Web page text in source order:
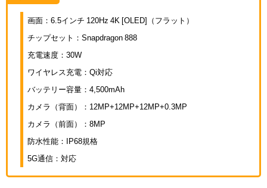
画面：6.5インチ 120Hz 4K [OLED]（フラット）
チップセット：Snapdragon 888
充電速度：30W
ワイヤレス充電：Qi対応
バッテリー容量：4,500mAh
カメラ（背面）：12MP+12MP+12MP+0.3MP
カメラ（前面）：8MP
防水性能：IP68規格
5G通信：対応